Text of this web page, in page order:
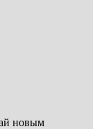
новым